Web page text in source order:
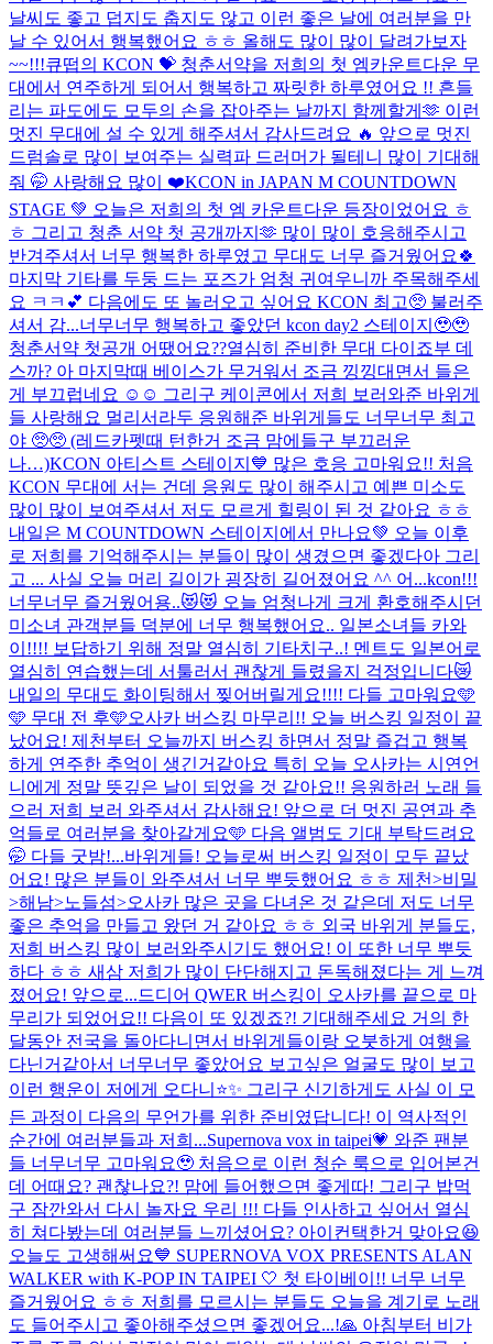
날씨도 좋고 덥지도 춥지도 않고 이런 좋은 날에 여러분을 만
날 수 있어서 행복했어요 ㅎㅎ 올해도 많이 많이 달려가보자
~~!!!큐떱의 KCON 💝 청춘서약을 저희의 첫 엠카운트다운 무
대에서 연주하게 되어서 행복하고 짜릿한 하루였어요 !! 흔들
리는 파도에도 모두의 손을 잡아주는 날까지 함께할게🫶 이런
멋진 무대에 설 수 있게 해주셔서 감사드려요 🔥 앞으로 멋진
드럼솔로 많이 보여주는 실력파 드러머가 될테니 많이 기대해
줘 🤭 사랑해요 많이 ❤️KCON in JAPAN M COUNTDOWN
STAGE 💚 오늘은 저희의 첫 엠 카운트다운 등장이었어요 ㅎ
ㅎ 그리고 청춘 서약 첫 공개까지🫶 많이 많이 호응해주시고
반겨주셔서 너무 행복한 하루였고 무대도 너무 즐거웠어요🍀
마지막 기타를 두둥 드는 포즈가 엄청 귀여우니까 주목해주세
요 ㅋㅋ💕 다음에도 또 놀러오고 싶어요 KCON 최고🥺 불러주
셔서 감...너무너무 행복하고 좋았던 kcon day2 스테이지🥹🥹
청춘서약 첫공개 어땠어요??열심히 준비한 무대 다이죠부 데
스까? 아 마지막때 베이스가 무거워서 조금 낑낑대면서 들은
게 부끄럽네요 ☺️☺️ 그리구 케이콘에서 저희 보러와준 바위게
들 사랑해요 멀리서라두 응원해준 바위게들도 너무너무 최고
야 🥺🥺 (레드카펫때 턴한거 조금 맘에들구 부끄러운
나…)KCON 아티스트 스테이지💙 많은 호응 고마워요!! 처음
KCON 무대에 서는 건데 응원도 많이 해주시고 예쁜 미소도
많이 많이 보여주셔서 저도 모르게 힐링이 된 것 같아요 ㅎㅎ
내일은 M COUNTDOWN 스테이지에서 만나요💚 오늘 이후
로 저희를 기억해주시는 분들이 많이 생겼으면 좋겠다아 그리
고 ... 사실 오늘 머리 길이가 굉장히 길어졌어요 ^^ 어...kcon!!!
너무너무 즐거웠어용..😻😻 오늘 엄청나게 크게 환호해주시던
미소녀 관객분들 덕분에 너무 행복했어요.. 일본소녀들 카와
이!!!! 보답하기 위해 정말 열심히 기타치구..! 멘트도 일본어로
열심히 연습했는데 서툴러서 괜찮게 들렸을지 걱정입니다😿
내일의 무대도 화이팅해서 찢어버릴게요!!!! 다들 고마워요🩵
🩵 무대 전 후🩵오사카 버스킹 마무리!! 오늘 버스킹 일정이 끝
났어요! 제천부터 오늘까지 버스킹 하면서 정말 즐겁고 행복
하게 연주한 추억이 생긴거같아요 특히 오늘 오사카는 시연언
니에게 정말 뜻깊은 날이 되었을 것 같아요!! 응원하러 노래 들
으러 저희 보러 와주셔서 감사해요! 앞으로 더 멋진 공연과 추
억들로 여러분을 찾아갈게요🩵 다음 앨범도 기대 부탁드려요
🤭 다들 굿밤!...바위게들! 오늘로써 버스킹 일정이 모두 끝났
어요! 많은 분들이 와주셔서 너무 뿌듯했어요 ㅎㅎ 제천>비밀
>해남>노들섬>오사카 많은 곳을 다녀온 것 같은데 저도 너무
좋은 추억을 만들고 왔던 거 같아요 ㅎㅎ 외국 바위게 분들도,
저희 버스킹 많이 보러와주시기도 했어요! 이 또한 너무 뿌듯
하다 ㅎㅎ 새삼 저희가 많이 단단해지고 돈독해졌다는 게 느껴
졌어요! 앞으로...드디어 QWER 버스킹이 오사카를 끝으로 마
무리가 되었어요!! 다음이 또 있겠죠?! 기대해주세요 거의 한
달동안 전국을 돌아다니면서 바위게들이랑 오붓하게 여행을
다닌거같아서 너무너무 좋았어요 보고싶은 얼굴도 많이 보고
이런 행운이 저에게 오다니⭐️✨ 그리구 신기하게도 사실 이 모
든 과정이 다음의 무언가를 위한 준비였답니다! 이 역사적인
순간에 여러분들과 저희...Supernova vox in taipei💗 와준 팬분
들 너무너무 고마워요🥹 처음으로 이런 청순 룩으로 입어본건
데 어때요? 괜찮나요?! 맘에 들어했으면 좋게따! 그리구 밥먹
구 잠깐와서 다시 놀자요 우리 !!! 다들 인사하고 싶어서 열심
히 쳐다봤는데 여러분들 느끼셨어요? 아이컨택한거 맞아요😆
오늘도 고생해써요💙 SUPERNOVA VOX PRESENTS ALAN
WALKER with K-POP IN TAIPEI 🤍 첫 타이베이!! 너무 너무
즐거웠어요 ㅎㅎ 저희를 모르시는 분들도 오늘을 계기로 노래
도 들어주시고 좋아해주셨으면 좋겠어요...!🙏 아침부터 비가